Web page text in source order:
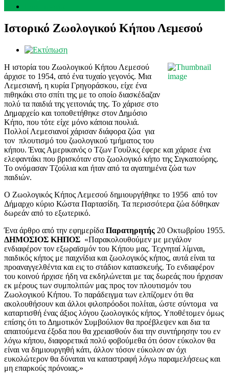
Ιστορικό Ζωολογικού Κήπου Λεμεσού
Η ιστορία του Ζωολογικού Κήπου Λεμεσού
άρχισε το 1954, από ένα τυχαίο γεγονός. Μια
Λεμεσιανή, η κυρία Γρηγοράσκου, είχε ένα
πιθηκάκι στο σπίτι της με το οποίο διασκέδαζαν
πολύ τα παιδιά της γειτονιάς της. Το χάρισε στο
Δημαρχείο και τοποθετήθηκε στον Δημόσιο
Κήπο, που τότε είχε μόνο κάποια πουλιά.
Πολλοί Λεμεσιανοί χάρισαν διάφορα ζώα για
τον πλουτισμό του ζωολογικού τμήματος του
κήπου. Ένας Αμερικανός ο Τζων Γουίλκς έφερε και χάρισε ένα
ελεφαντάκι που βρισκόταν στο ζωολογικό κήπο της Σιγκαπούρης.
Το ονόμασαν Τζούλια και ήταν από τα αγαπημένα ζώα των
παιδιών.
Ο Ζωολογικός Κήπος Λεμεσού δημιουργήθηκε το 1956 από τον
Δήμαρχο κύριο Κώστα Παρτασίδη. Τα περισσότερα ζώα δόθηκαν
δωρεάν από το εξωτερικό.
Ένα άρθρο από την εφημερίδα Παρατηρητής 20 Οκτωβρίου 1955.
ΔΗΜΟΣΙΟΣ ΚΗΠΟΣ «Παρακολουθούμεν με μεγάλον
ενδιαφέρον τον εξωραϊσμόν του Κήπου μας. Τεχνηταί λίμναι,
παιδικός κήπος με παιχνίδια και ζωολογικός κήπος, αυτά είναι τα
προαναγγελθέντα και εις το στάδιον κατασκευής. Το ενδιαφέρον
του κοινού ήρχισε ήδη να εκδηλώνεται με τας δωρεάς που ήρχισαν
εκ μέρους των συμπολιτών μας προς τον πλουτισμόν του
Ζωολογικού Κήπου. Το παράδειγμα των ελπίζομεν ότι θα
ακολουθήσουν και άλλοι φιλοπρόοδοι πολίται, ώστε σύντομα να
καταρτισθή ένας άξιος λόγου ζωολογικός κήπος. Υποθέτομεν όμως
επίσης ότι το Δημοτικόν Συμβούλιον θα προέβλεψεν και δια τα
απαιτούμενα έξοδα που θα χρειασθούν δια την συντήρησην του εν
λόγω κήπου, διαφορετικά πολύ φοβούμεθα ότι όσον εύκολον θα
είναι να δημιουργηθή κάτι, άλλον τόσον εύκολον αν όχι
ευκολώτερον θα δύναται να καταστραφή λόγω παραμελήσεως και
μη επαρκούς πρόνοιας.»